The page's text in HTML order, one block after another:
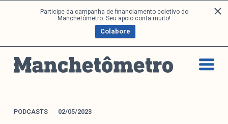
Participe da campanha de financiamento coletivo do
Manchetômetro. Seu apoio conta muito!
Colabore
a
p
Análises
DONI
Boletim M
PODCASTS 02/05/2023